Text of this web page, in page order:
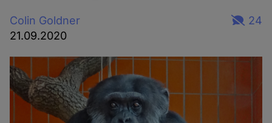
Colin Goldner
21.09.2020
24